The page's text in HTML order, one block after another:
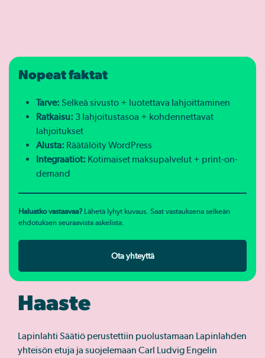
Haaste
Lapinlahti Säätiö perustettiin puolustamaan Lapinlahden
yhteisön etuja ja suojelemaan Carl Ludvig Engelin
Nopeat faktat
Tarve: Selkeä sivusto + luotettava lahjoittaminen
Ratkaisu: 3 lahjoitustasoa + kohdennettavat
lahjoitukset
Alusta: Räätälöity WordPress
Integraatiot: Kotimaiset maksupalvelut + print-on-
demand
Haluatko vastaavaa? Lähetä lyhyt kuvaus. Saat vastauksena selkeän
ehdotuksen seuraavista askelista.
Ota yhteyttä